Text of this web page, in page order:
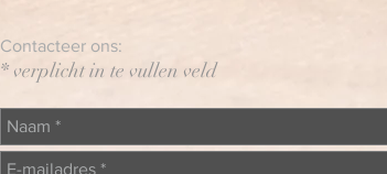
Contacteer ons:
* verplicht in te vullen veld